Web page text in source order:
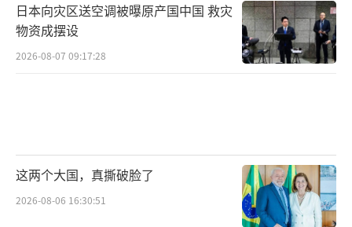
日本向灾区送空调被曝原产国中国 救灾
物资成摆设
2026-08-07 09:17:28
这两个大国，真撕破脸了
2026-08-06 16:30:51